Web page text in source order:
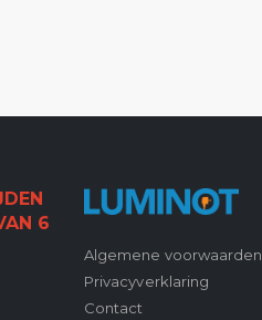
6
Algemene voorwaarden
Privacyverklaring
Contact